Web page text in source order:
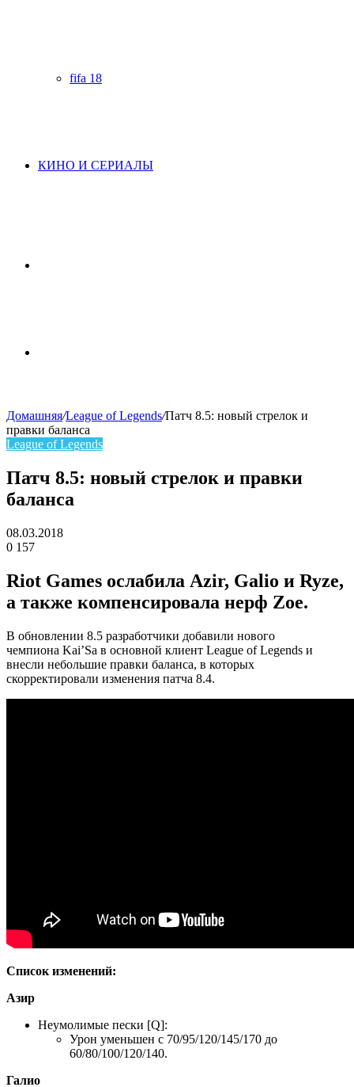
fifa 18
КИНО И СЕРИАЛЫ
skin
Домашняя/League of Legends/Патч 8.5: новый стрелок и
правки баланса
League of Legends
Патч 8.5: новый стрелок и правки
баланса
08.03.2018
0 157
Riot Games ослабила Azir, Galio и Ryze,
а также компенсировала нерф Zoe.
В обновлении 8.5 разработчики добавили нового
чемпиона Kai’Sa в основной клиент League of Legends и
внесли небольшие правки баланса, в которых
скорректировали изменения патча 8.4.
Список изменений:
Азир
Неумолимые пески [Q]:
Урон уменьшен с 70/95/120/145/170 до
60/80/100/120/140.
Галио